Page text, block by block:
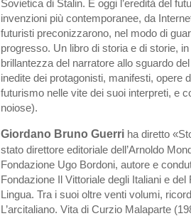
Sovietica di Stalin. E oggi l’eredità del
invenzioni più contemporanee, da
futuristi preconizzarono, nel modo di
progresso. Un libro di storia e di storie,
brillantezza del narratore allo sguardo
inedite dei protagonisti, manifesti, opere
futurismo nelle vite dei suoi interpreti, e
noiose).
Giordano Bruno Guerri ha diretto
stato direttore editoriale dell’Arnoldo
Fondazione Ugo Bordoni, autore e
Fondazione Il Vittoriale degli Italiani e
Lingua. Tra i suoi oltre venti volumi,
L’arcitaliano. Vita di Curzio Malaparte